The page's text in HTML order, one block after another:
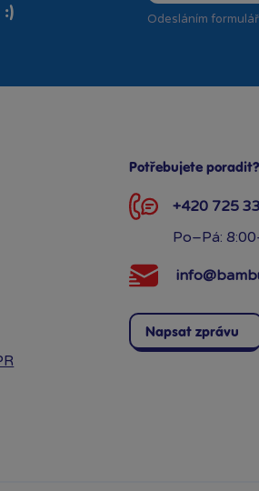
:)
Odesláním
Potřebujete poradit?
+420 725
Po–Pá:
Napsat zprávu